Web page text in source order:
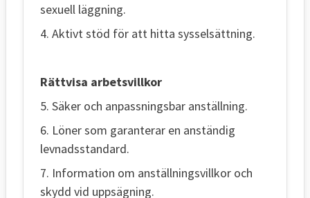
sexuell läggning.
4. Aktivt stöd för att hitta sysselsättning.
Rättvisa arbetsvillkor
5. Säker och anpassningsbar anställning.
6. Löner som garanterar en anständig
levnadsstandard.
7. Information om anställningsvillkor och
skydd vid uppsägning.